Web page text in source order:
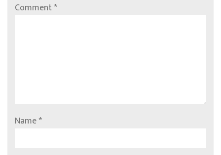
Comment*
Name*